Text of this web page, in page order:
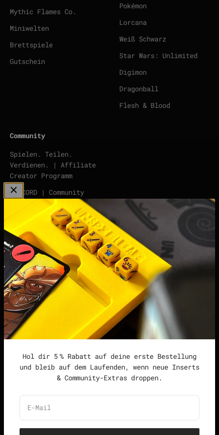
Hol dir 5 % Rabatt auf deine erste Bestellung
und bleib auf dem Laufenden, wenn neue Inserts
& Community-Extras droppen.
E-Mail
Mythic Flames Co.
Miniwelten
Brettspiele
Gutschein
Pokémon
Lorcana
Weiß Schwarz
Star Wars: Unlimited
Digimon
Dragonball
Flesh & Blood
Community
Spielen. Teilen.
Verdienen. | Affiliate
Creator Programm
DISCORD | Community
points | Score Tracker
Podcast
Impressum
Datenschutzerklärung
Widerrufsrecht &
Widerrufsformular
Allgemeine
Geschäftsbedingungen
Deutschland (EUR €) Deutsch